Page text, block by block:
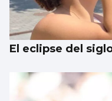
El eclipse del